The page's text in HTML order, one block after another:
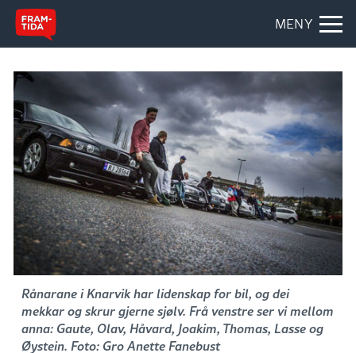
MENY
Rånarane i Knarvik har lidenskap for bil, og dei
mekkar og skrur gjerne sjølv. Frå venstre ser vi mellom
anna: Gaute, Olav, Håvard, Joakim, Thomas, Lasse og
Øystein. Foto: Gro Anette Fanebust